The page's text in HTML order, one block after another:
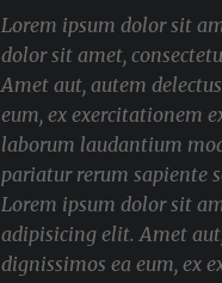
Lorem ipsum dolor sit
dolor sit amet,
Amet aut, autem
eum, ex exercitationem
laborum laudantium
pariatur rerum sapiente
Lorem ipsum dolor sit
adipisicing elit. Amet
dignissimos ea eum, ex